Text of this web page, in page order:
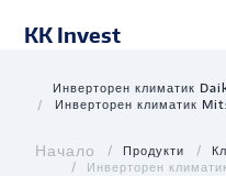
KK Invest
Инверторен климатик
Инверторен климатик
Продукти
Инверторен